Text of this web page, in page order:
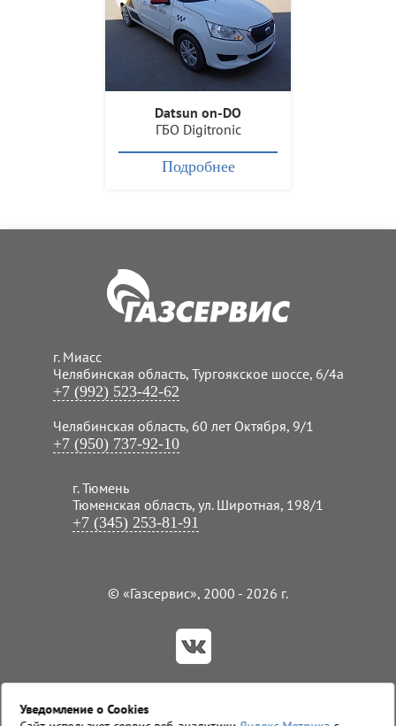
Datsun on-DO
ГБО Digitronic
Подробнее
г. Миасс
Челябинская область, Тургоякское шоссе, 6/4а
+7 (992) 523-42-62
Челябинская область, 60 лет Октября, 9/1
+7 (950) 737-92-10
г. Тюмень
Тюменская область, ул. Широтная, 198/1
+7 (345) 253-81-91
© «Газсервис», 2000 - 2026 г.
Уведомление о Cookies